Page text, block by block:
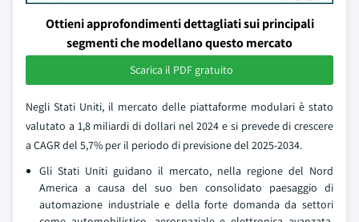
Ottieni approfondimenti dettagliati sui principali
segmenti che modellano questo mercato
Scarica il PDF gratuito
Negli Stati Uniti, il mercato delle piattaforme modulari è stato
valutato a 1,8 miliardi di dollari nel 2024 e si prevede di crescere
a CAGR del 5,7% per il periodo di previsione del 2025-2034.
Gli Stati Uniti guidano il mercato, nella regione del Nord
America a causa del suo ben consolidato paesaggio di
automazione industriale e della forte domanda da settori